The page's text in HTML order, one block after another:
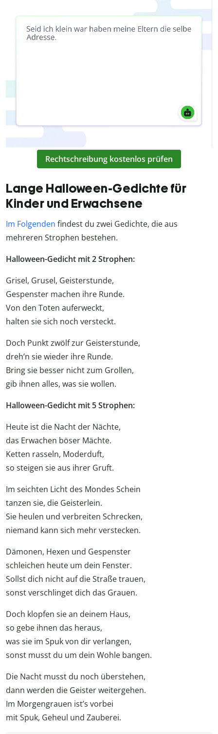
Rechtschreibung kostenlos prüfen
Lange Halloween-Gedichte für
Kinder und Erwachsene
Im Folgenden findest du zwei Gedichte, die aus
mehreren Strophen bestehen.
Halloween-Gedicht mit 2 Strophen:
Grisel, Grusel, Geisterstunde,
Gespenster machen ihre Runde.
Von den Toten auferweckt,
halten sie sich noch versteckt.
Doch Punkt zwölf zur Geisterstunde,
dreh’n sie wieder ihre Runde.
Bring sie besser nicht zum Grollen,
gib ihnen alles, was sie wollen.
Halloween-Gedicht mit 5 Strophen:
Heute ist die Nacht der Nächte,
das Erwachen böser Mächte.
Ketten rasseln, Moderduft,
so steigen sie aus ihrer Gruft.
Im seichten Licht des Mondes Schein
tanzen sie, die Geisterlein.
Sie heulen und verbreiten Schrecken,
niemand kann sich mehr verstecken.
Dämonen, Hexen und Gespenster
schleichen heute um dein Fenster.
Sollst dich nicht auf die Straße trauen,
sonst verschlinget dich das Grauen.
Doch klopfen sie an deinem Haus,
so gebe ihnen das heraus,
was sie im Spuk von dir verlangen,
sonst musst du um dein Wohle bangen.
Die Nacht musst du noch überstehen,
dann werden die Geister weitergehen.
Im Morgengrauen ist’s vorbei
mit Spuk, Geheul und Zauberei.